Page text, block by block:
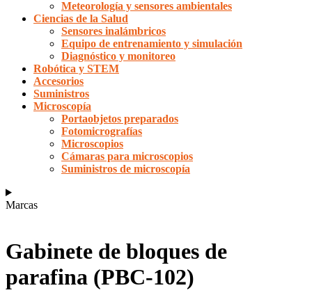
Meteorología y sensores ambientales
Ciencias de la Salud
Sensores inalámbricos
Equipo de entrenamiento y simulación
Diagnóstico y monitoreo
Robótica y STEM
Accesorios
Suministros
Microscopía
Portaobjetos preparados
Fotomicrografías
Microscopios
Cámaras para microscopios
Suministros de microscopía
Marcas
Gabinete de bloques de
parafina (PBC-102)